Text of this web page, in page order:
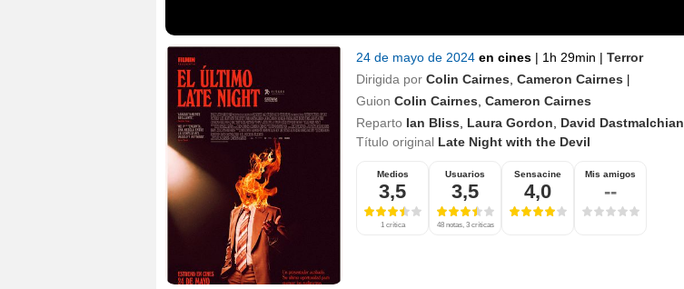
24 de mayo de 2024 en cines | 1h 29min | Terror
Dirigida por Colin Cairnes Cameron Cairnes |
Guion Colin Cairnes Cameron Cairnes
Reparto Ian Bliss Laura Gordon
David Dastmalchian
Título original Late Night with the Devil
Medios
3,5
1 crítica
Usuarios
3,5
48 notas, 3 críticas
Sensacine
4,0
Mis amigos
--